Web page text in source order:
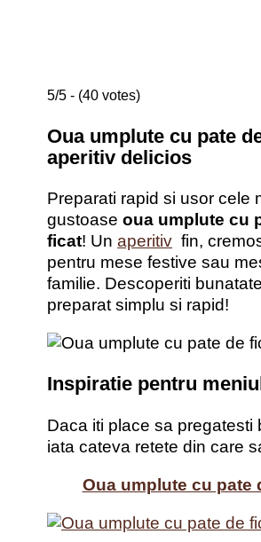
5/5 - (40 votes)
Oua umplute cu pate
aperitiv delicios
Preparati rapid si usor cele
gustoase oua umplute cu
ficat! Un aperitiv fin,
pentru mese festive sau
familie. Descoperiti
preparat simplu si rapid!
Inspiratie pentru
Daca iti place sa pregatesti
iata cateva retete din care
Oua umplute cu pate